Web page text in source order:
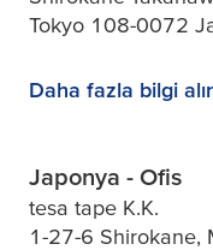
Tokyo 108-0072
Daha fazla bilgi
Japonya - Ofis
tesa tape K.K.
1-27-6 Shirokane,